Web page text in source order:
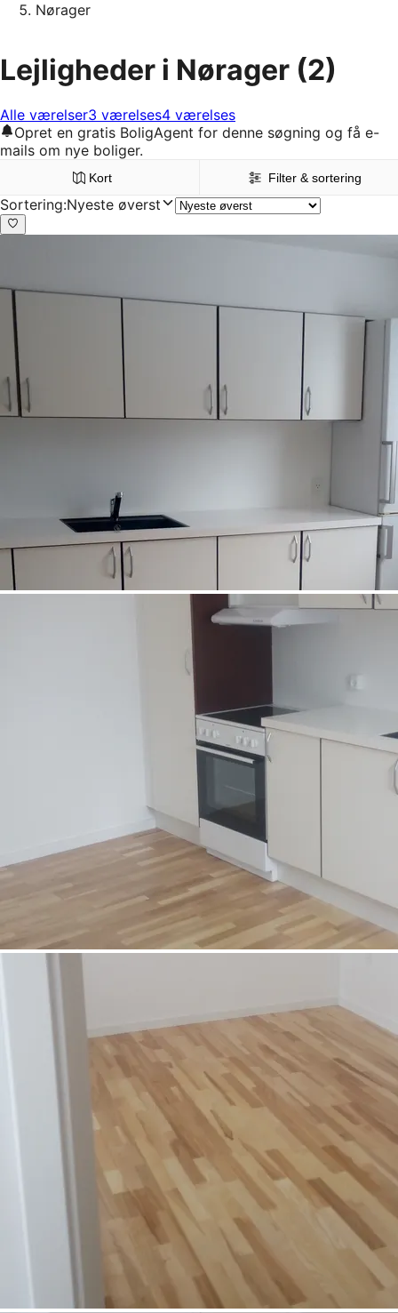
Nørager
Lejligheder i Nørager (2)
Alle værelser3 værelses4 værelses
Opret en gratis BoligAgent for denne søgning og få e-
mails om nye boliger.
Kort Filter & sortering
Sortering:Nyeste øverst